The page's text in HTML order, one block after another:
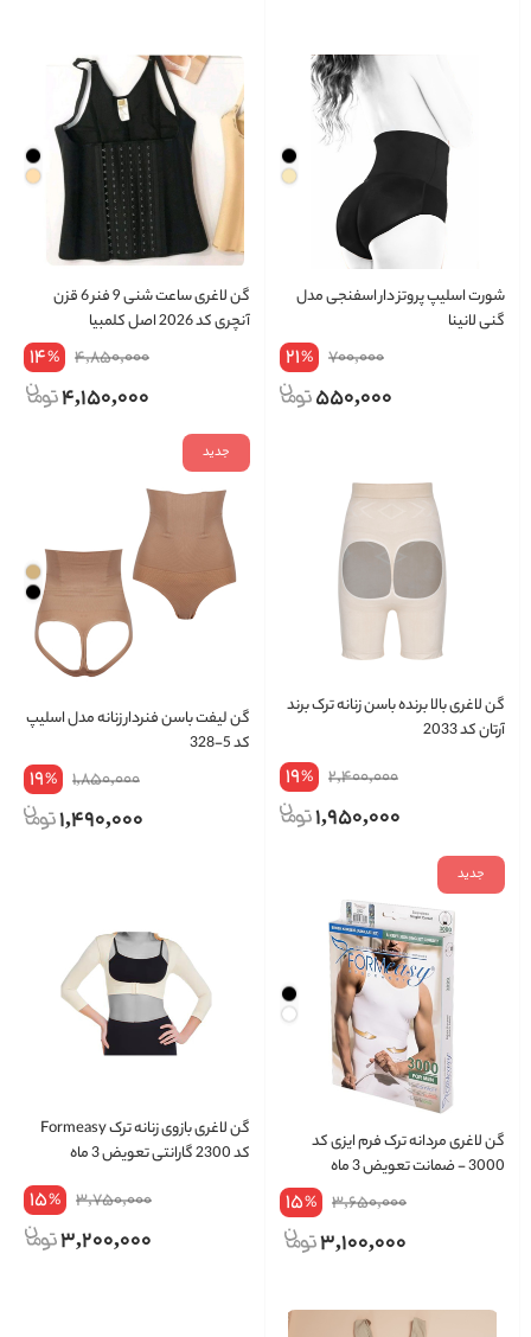
شورت اسلیپ پروتز دار اسفنجی مدل
گنی لانینا
700,000
21%
550,000
گن لاغری ساعت شنی 9 فنر 6 قزن
آنچری کد 2026 اصل کلمبیا
4,850,000
14%
4,150,000
گن لاغری بالا برنده باسن زنانه ترک برند
آرتان کد 2033
2,400,000
19%
1,950,000
جدید
گن لیفت باسن فنردار زنانه مدل اسلیپ
کد 5-328
1,850,000
19%
1,490,000
جدید
گن لاغری مردانه ترک فرم ایزی کد
3000 - ضمانت تعویض 3 ماه
3,650,000
15%
3,100,000
گن لاغری بازوی زنانه ترک Formeasy
کد 2300 گارانتی تعویض 3 ماه
3,750,000
15%
3,200,000